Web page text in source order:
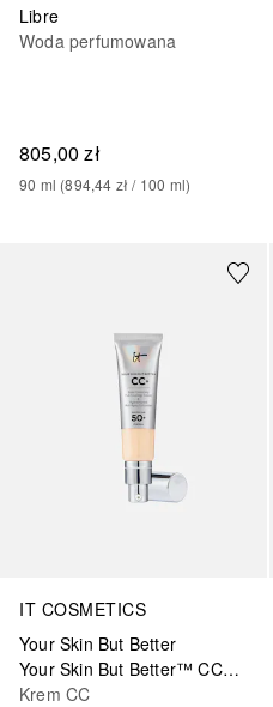
Libre
Woda perfumowana
805,00 zł
90 ml (894,44 zł / 100 ml)
IT COSMETICS
Your Skin But Better
Your Skin But Better™ CC+™ SPF 50
Krem CC